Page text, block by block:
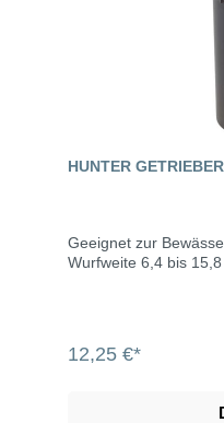
HUNTER
Geeignet zur
Wurfweite 6,4 bis 15,8
12,25 €*